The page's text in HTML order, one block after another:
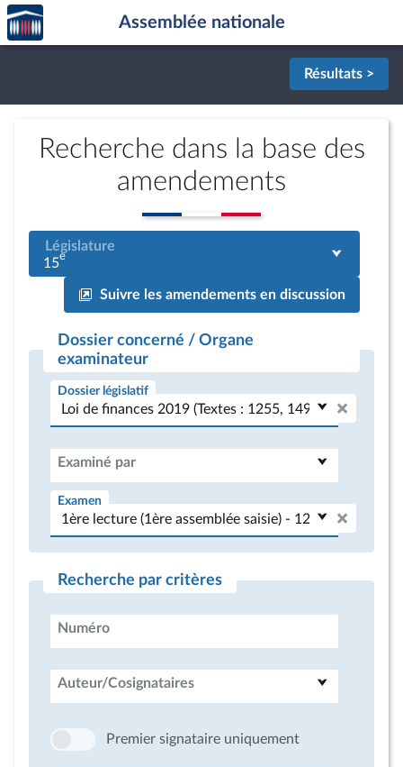
Aller au contenu
Aller en bas de la page
Accèder
à la
page
Assemblée nationale
Résultats >
Recherche dans la base des
amendements
Législature
15e
Suivre les amendements en discussion
Dossier concerné / Organe
examinateur
Dossier législatif
Examiné par
Examen
Recherche par critères
Numéro
Auteur/Cosignataires
Premier signataire uniquement